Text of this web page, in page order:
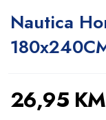
Nautica
26,95 KM